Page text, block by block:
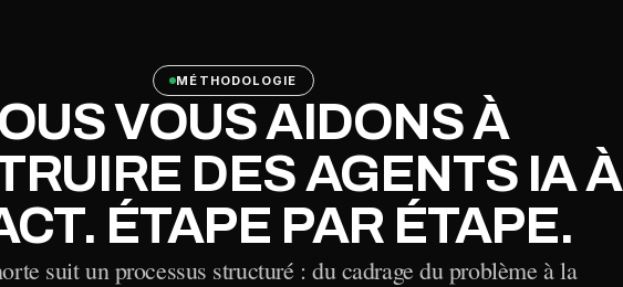
MÉTHODOLOGIE
VOUS AIDONS À
DES AGENTS IA À
ÉTAPE PAR ÉTAPE.
suit un processus structuré : du cadrage du problème à la